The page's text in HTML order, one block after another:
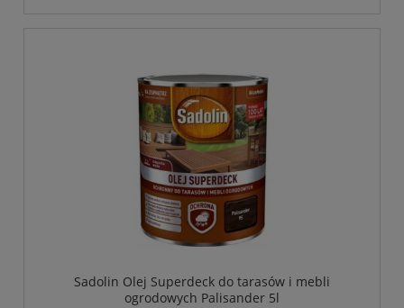
Sadolin Olej Superdeck do tarasów i mebli
ogrodowych Palisander 5l